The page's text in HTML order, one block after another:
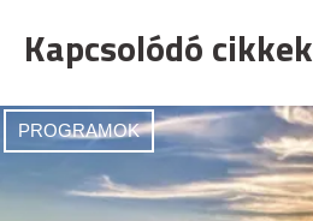
Kapcsolódó cikkek
PROGRAMOK